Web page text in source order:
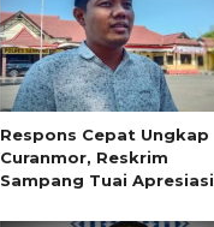
Respons Cepat Ungkap
Curanmor, Reskrim
Sampang Tuai Apresiasi